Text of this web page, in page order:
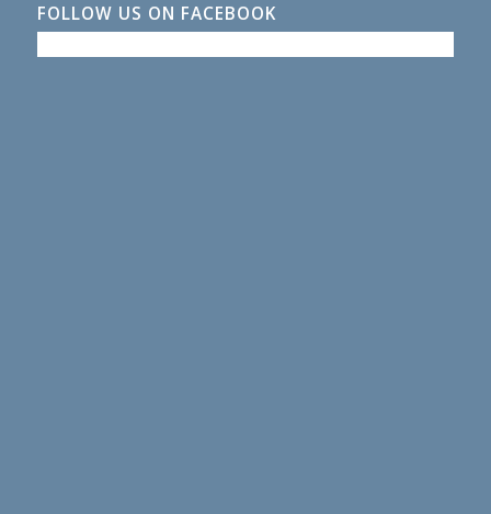
FOLLOW US ON FACEBOOK